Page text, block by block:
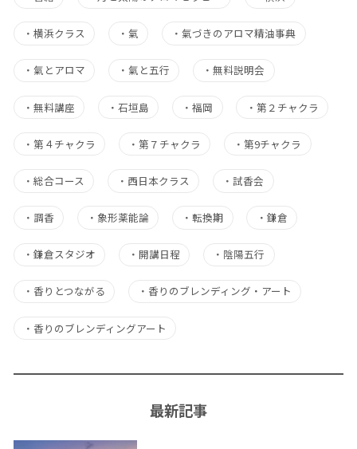
・ 横浜クラス ・氣 ・氣づきのアロマ精油事典
・ 氣とアロマ ・氣と五行 ・無料説明会
・ 無料講座 ・石垣島 ・福岡 ・ 第２チャクラ
・ 第４チャクラ ・第７チャクラ ・第9チャクラ
・ 総合コース ・ 西日本クラス ・試香会
・ 調香 ・ 象形薬能論 ・転換期 ・ 鎌倉
・ 鎌倉スタジオ ・開講日程 ・ 陰陽五行
・ 香りとつながる ・ 香りのブレンディング・アート
・ 香りのブレンディングアート
最新記事